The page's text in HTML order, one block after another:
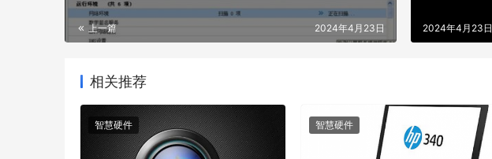
上一篇 2024年4月23日 2024年4月23日
相关推荐
智慧硬件 智慧硬件